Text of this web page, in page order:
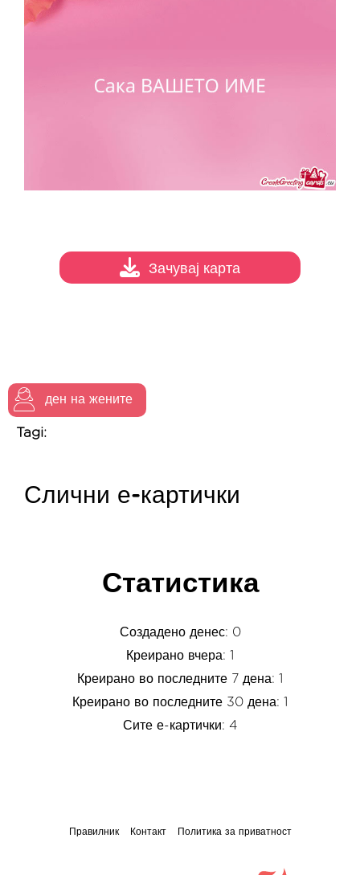
ден на жените
Tagi:
Зачувај карта
Слични е-картички
Статистика
Создадено денес: 0
Креирано вчера: 1
Креирано во последните 7 дена: 1
Креирано во последните 30 дена: 1
Сите е-картички: 4
Правилник Контакт Политика за приватност